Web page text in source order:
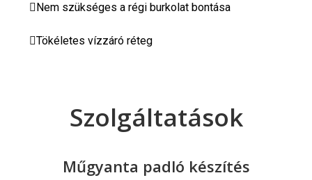
Nem szükséges a régi burkolat bontása
Tökéletes vízzáró réteg
Szolgáltatások
Műgyanta padló készítés